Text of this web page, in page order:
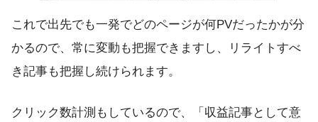
これで出先でも一発でどのページが何PVだったかが分
かるので、常に変動も把握できますし、リライトすべ
き記事も把握し続けられます。
クリック数計測もしているので、「収益記事として意